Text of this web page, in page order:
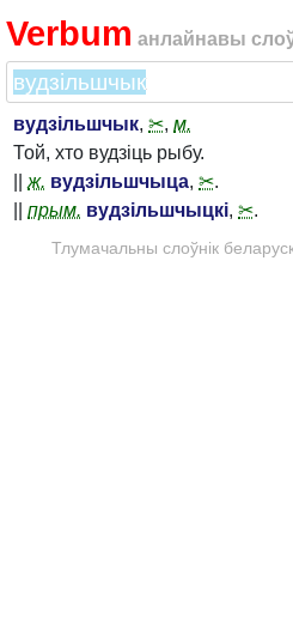
Verbum анлайнавы
вудзільшчык, ✂, м.
Той, хто вудзіць рыбу.
ж. вудзільшчыца, ✂.
прым. вудзільшчыцкі, ✂.
Тлумачальны слоўнік